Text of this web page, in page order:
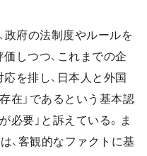
政府の法制度やルールを
しつつ、これまでの企
を排し、日本人と外国
在」であるという基本認
必要」と訴えている。ま
、客観的なファクトに基